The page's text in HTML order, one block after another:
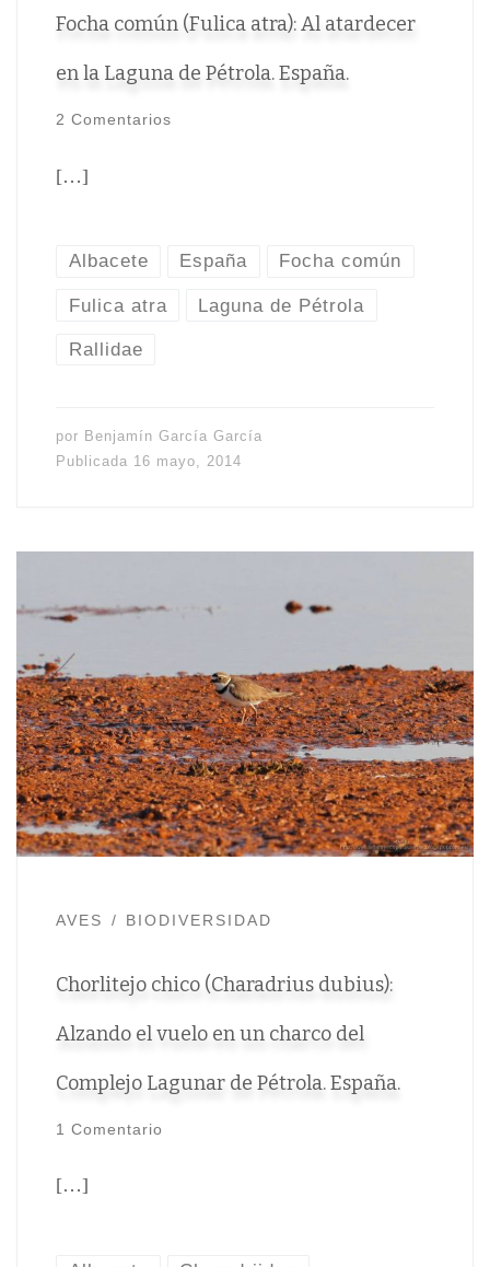
Focha común (Fulica atra): Al atardecer
en la Laguna de Pétrola. España.
2 Comentarios
[…]
Albacete España Focha común
Fulica atra Laguna de Pétrola
Rallidae
por Benjamín García García
Publicada 16 mayo, 2014
AVES BIODIVERSIDAD
Chorlitejo chico (Charadrius dubius):
Alzando el vuelo en un charco del
Complejo Lagunar de Pétrola. España.
1 Comentario
[…]